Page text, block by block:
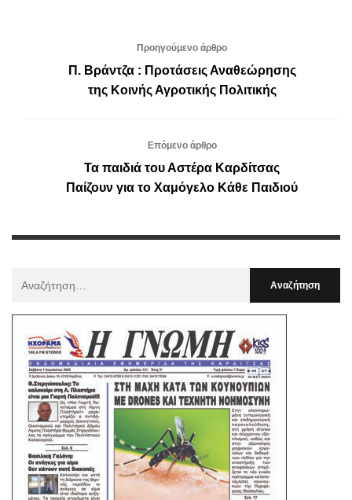
Προηγούμενο άρθρο
Π. Βράντζα : Προτάσεις Αναθεώρησης
της Κοινής Αγροτικής Πολιτικής
Επόμενο άρθρο
Τα παιδιά του Αστέρα Καρδίτσας
Παίζουν για το Χαμόγελο Κάθε Παιδιού
: